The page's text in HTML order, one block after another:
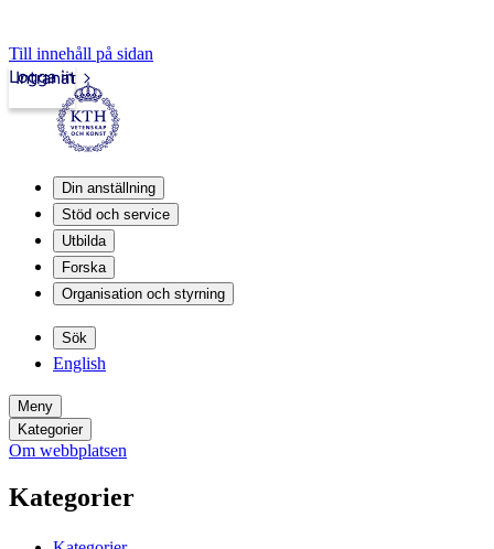
Till innehåll på sidan
Intranät
Logga in
Din anställning
Stöd och service
Utbilda
Forska
Organisation och styrning
Sök
English
Meny
Kategorier
Om webbplatsen
Kategorier